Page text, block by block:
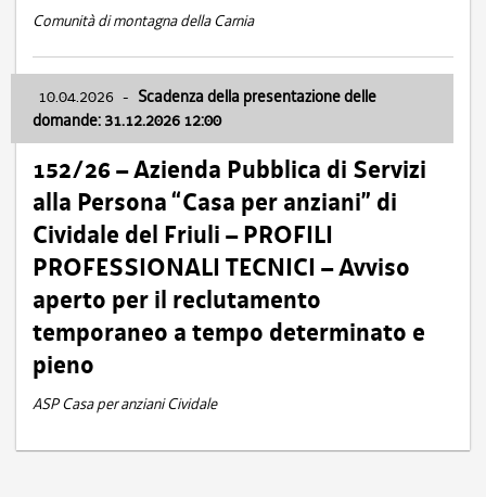
Comunità di montagna della Carnia
10.04.2026 - Scadenza della presentazione delle
domande: 31.12.2026 12:00
152/26 – Azienda Pubblica di Servizi
alla Persona “Casa per anziani” di
Cividale del Friuli – PROFILI
PROFESSIONALI TECNICI – Avviso
aperto per il reclutamento
temporaneo a tempo determinato e
pieno
ASP Casa per anziani Cividale